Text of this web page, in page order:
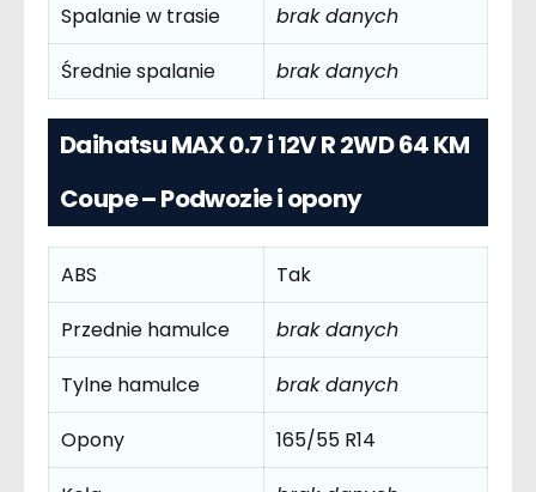
Spalanie w trasie
brak danych
Średnie spalanie
brak danych
Daihatsu MAX 0.7 i 12V R 2WD 64 KM
Coupe – Podwozie i opony
ABS
Tak
Przednie hamulce
brak danych
Tylne hamulce
brak danych
Opony
165/55 R14